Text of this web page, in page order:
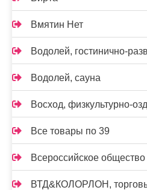
Вмятин Нет
Водолей, гостинично-
Водолей, сауна
Восход, физкультурно-
Все товары по 39
Всероссийское
ВТД&КОЛОРЛОН,